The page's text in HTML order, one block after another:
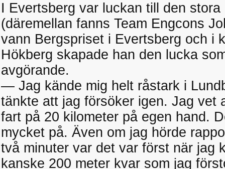
I Evertsberg var luckan till den
(däremellan fanns Team Engcons
vann Bergspriset i Evertsberg och i
Hökberg skapade han den lucka
avgörande.
— Jag kände mig helt råstark i
tänkte att jag försöker igen. Jag vet
fart på 20 kilometer på egen hand.
mycket på. Även om jag hörde
två minuter var det var först när jag
kanske 200 meter kvar som jag